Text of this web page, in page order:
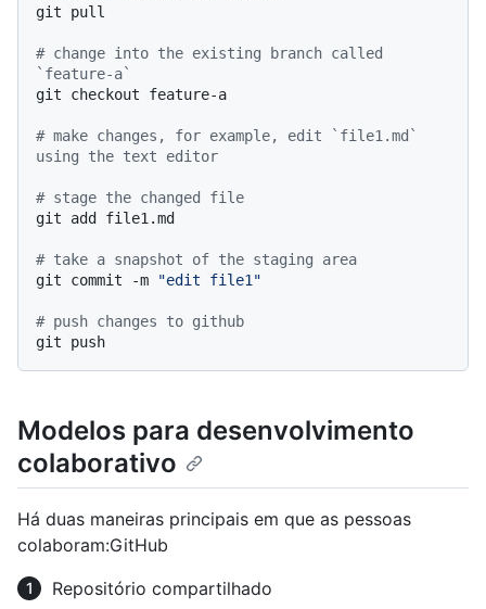
git pull
# change into the existing branch called
`feature-a`
git checkout feature-a
# make changes, for example, edit `file1.md`
using the text editor
# stage the changed file
git add file1.md
# take a snapshot of the staging area
git commit -m
"edit file1"
# push changes to github
Modelos para desenvolvimento
colaborativo
Há duas maneiras principais em que as pessoas
colaboram:GitHub
Repositório compartilhado